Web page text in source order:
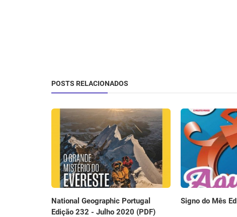
POSTS RELACIONADOS
National Geographic Portugal
Edição 232 - Julho 2020 (PDF)
Signo do Mês